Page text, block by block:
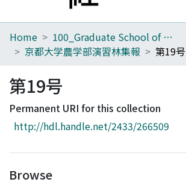
Home
Browse
Download Ranking
Access Statistics
Home
100_Graduate School of Agriculture
京都大学農学部演習林集報
第19号
第19号
Permanent URI for this collection
http://hdl.handle.net/2433/266509
Browse